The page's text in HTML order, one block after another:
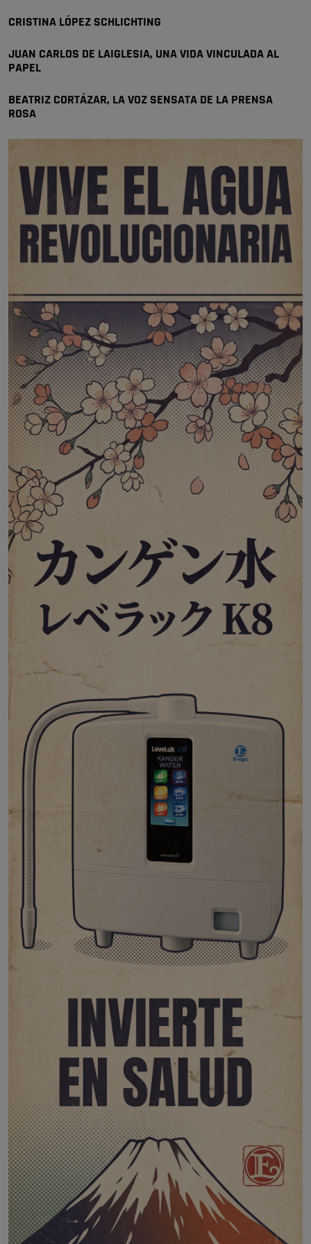
🔴 EXCLUSIVA | El comisario de la …
se va porke no tiene piscina 🤪🤪🤪
🔴 EXCLUSIVA | El comisario de la …
CRISTINA LÓPEZ SCHLICHTING
JUAN CARLOS DE LAIGLESIA, UNA VIDA VINCULADA AL
PAPEL
BEATRIZ CORTÁZAR, LA VOZ SENSATA DE LA PRENSA
ROSA